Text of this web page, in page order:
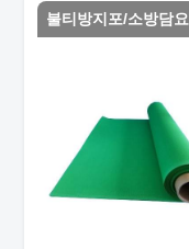
불티방지포/소방담요